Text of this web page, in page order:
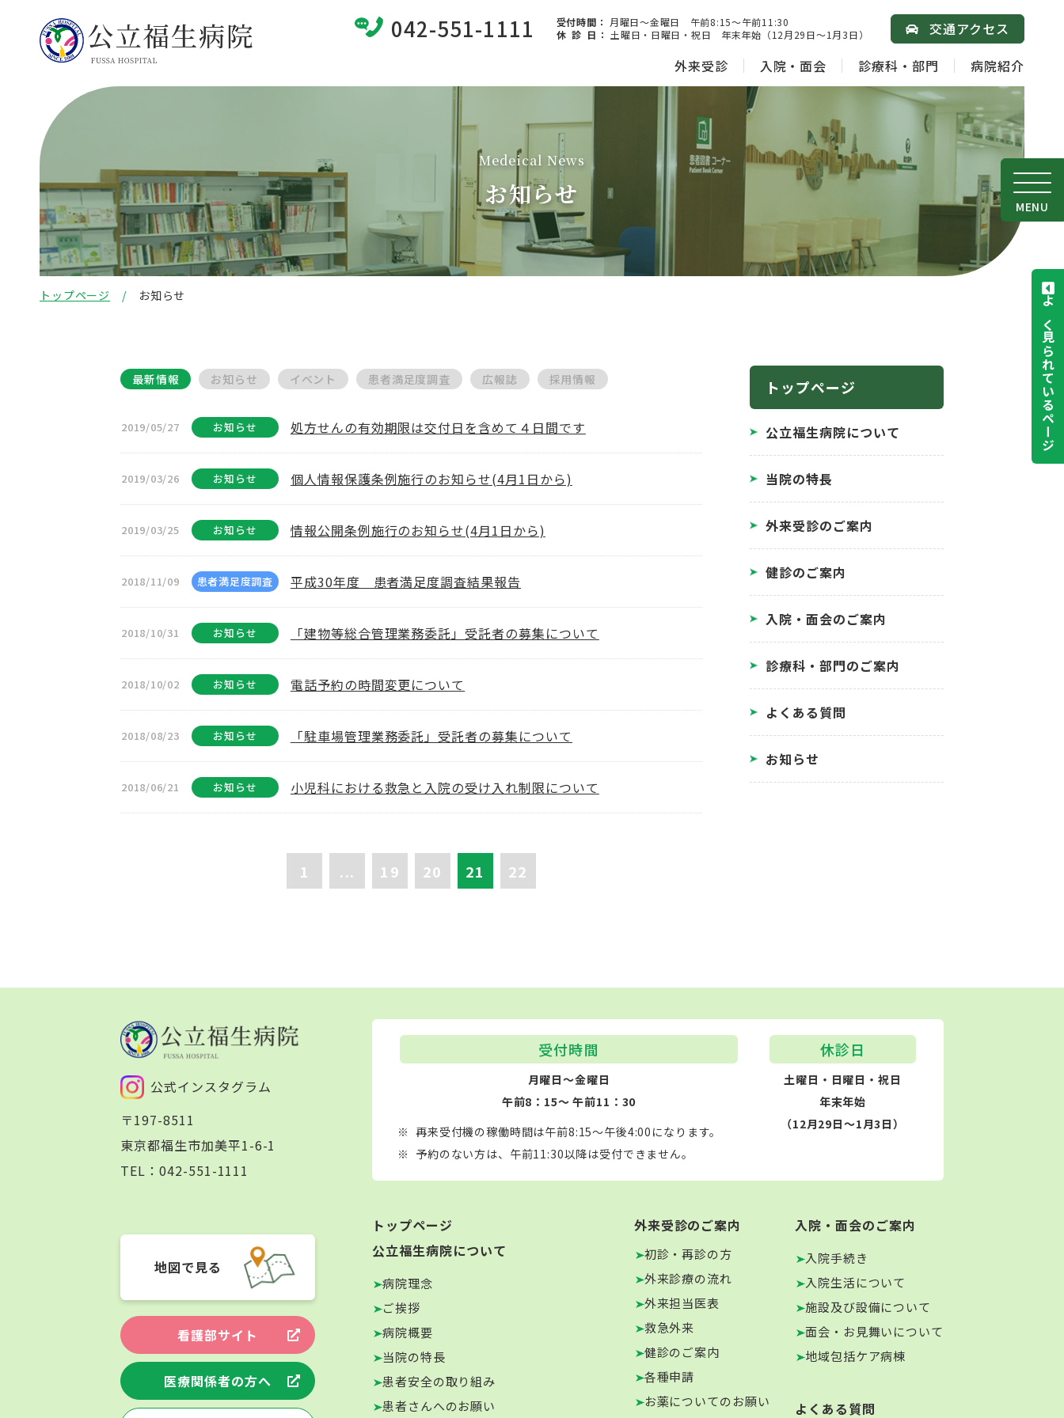
042-551-1111 受付時間： 月曜日～金曜日 午前8:15～午前11:30
休 診 日 ： 土曜日・日曜日・祝日 年末年始（12月29日～1月3日）
交通アクセス
外来受診
入院・面会 診療科・部門 病院紹介
MENU
よく見られているページ
Medeical News
お知らせ
トップページ お知らせ
最新情報 お知らせ イベント 患者満足度調査 広報誌 採用情報
2019/05/27 お知らせ 処方せんの有効期限は交付日を含めて４日間です
2019/03/26 お知らせ 個人情報保護条例施行のお知らせ(4月1日から)
2019/03/25 お知らせ 情報公開条例施行のお知らせ(4月1日から)
2018/11/09 患者満足度調査 平成30年度 患者満足度調査結果報告
2018/10/31 お知らせ 「建物等総合管理業務委託」受託者の募集について
2018/10/02 お知らせ 電話予約の時間変更について
2018/08/23 お知らせ 「駐車場管理業務委託」受託者の募集について
2018/06/21 お知らせ 小児科における救急と入院の受け入れ制限について
1 ... 19 20 21 22
トップページ
公立福生病院について
当院の特長
外来受診のご案内
健診のご案内
入院・面会のご案内
診療科・部門のご案内
よくある質問
お知らせ
公式インスタグラム
〒197-8511
東京都福生市加美平1-6-1
TEL： 042-551-1111
地図で見る
看護部サイト
医療関係者の方へ
受付時間
月曜日～金曜日
午前8：15～ 午前11：30
再来受付機の稼働時間は午前8:15～午後4:00になります。
予約のない方は、午前11:30以降は受付できません。
休診日
土曜日・日曜日・祝日
年末年始
（12月29日～1月3日）
トップページ
公立福生病院について
病院理念
ご挨拶
病院概要
当院の特長
患者安全の取り組み
患者さんへのお願い
外来受診のご案内
初診・再診の方
外来診療の流れ
外来担当医表
救急外来
健診のご案内
各種申請
お薬についてのお願い
入院・面会のご案内
入院手続き
入院生活について
施設及び設備について
面会・お見舞いについて
地域包括ケア病棟
よくある質問